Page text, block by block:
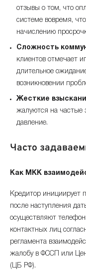
отзывы о том, что
системе вовремя,
начислению
Сложность
клиентов отмечает
длительное
возникновении
Жесткие
жалуются на частые
давление.
Часто
Как МКК
Кредитор инициирует
после наступления
осуществляют
контактных лиц
регламента
жалобу в ФССП или
(ЦБ РФ).